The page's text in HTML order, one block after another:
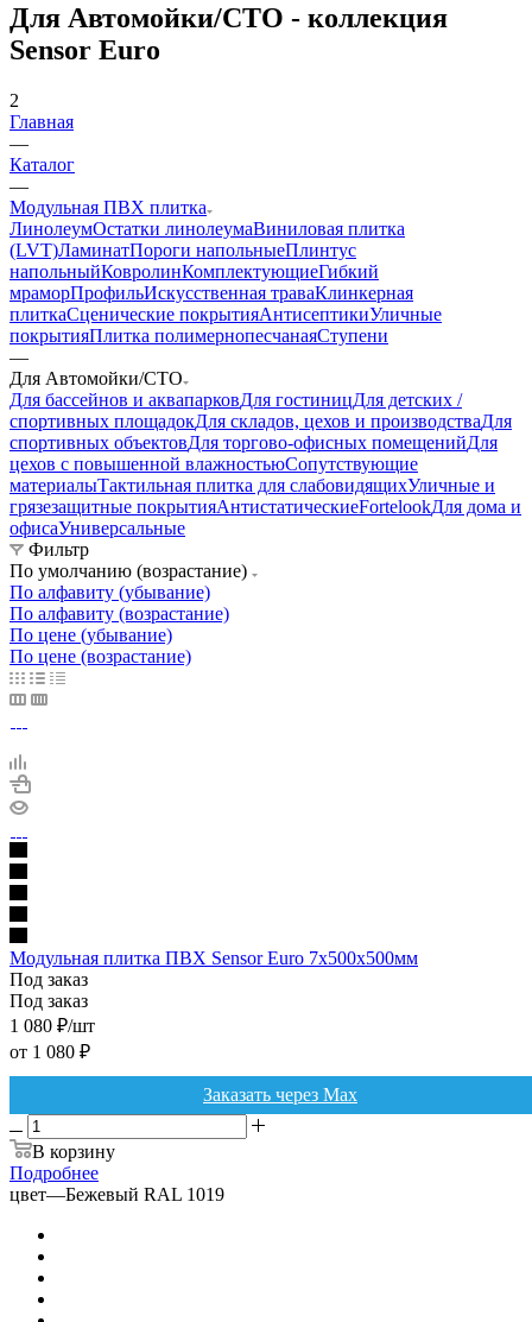
Для Автомойки/СТО - коллекция
Sensor Euro
2
Главная
—
Каталог
—
Модульная ПВХ плитка
ЛинолеумОстатки линолеумаВиниловая плитка
(LVT)ЛаминатПороги напольныеПлинтус
напольныйКовролинКомплектующиеГибкий
мраморПрофильИскусственная траваКлинкерная
плиткаСценические покрытияАнтисептикиУличные
покрытияПлитка полимернопесчанаяСтупени
—
Для Автомойки/СТО
Для бассейнов и аквапарковДля гостиницДля детских /
спортивных площадокДля складов, цехов и производстваДля
спортивных объектовДля торгово-офисных помещенийДля
цехов с повышенной влажностьюСопутствующие
материалыТактильная плитка для слабовидящихУличные и
грязезащитные покрытияАнтистатическиеFortelookДля дома и
офисаУниверсальные
Фильтр
По умолчанию (возрастание)
По алфавиту (убывание)
По алфавиту (возрастание)
По цене (убывание)
По цене (возрастание)
Модульная плитка ПВХ Sensor Euro 7х500х500мм
Под заказ
Под заказ
1 080 ₽/шт
от 1 080 ₽
Заказать через Max
В корзину
Подробнее
цвет—Бежевый RAL 1019